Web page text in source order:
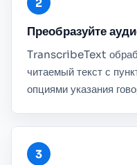
Преобразуйте
TranscribeText
читаемый текст с
опциями указания